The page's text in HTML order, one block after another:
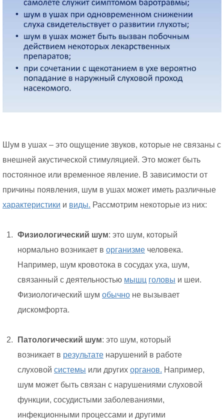
Шум в ушах – это ощущение звуков, которые не связаны с
внешней акустической стимуляцией. Это может быть
постоянное или временное явление. В зависимости от
причины появления, шум в ушах может иметь различные
характеристики и виды. Рассмотрим некоторые из них:
Физиологический шум: это шум, который
нормально возникает в организме человека.
Например, шум кровотока в сосудах уха, шум,
связанный с деятельностью мышц головы и шеи.
Физиологический шум обычно не вызывает
дискомфорта.
Патологический шум: это шум, который
возникает в результате нарушений в работе
слуховой системы или других органов. Например,
шум может быть связан с нарушениями слуховой
функции, сосудистыми заболеваниями,
инфекционными процессами и другими